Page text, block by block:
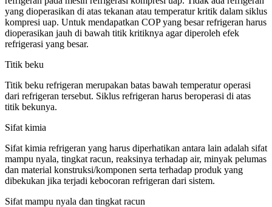
yang dioperasikan di atas tekanan atau temperatur kritik dalam siklus
kompresi uap. Untuk mendapatkan COP yang besar refrigeran harus
dioperasikan jauh di bawah titik kritiknya agar diperoleh efek
refrigerasi yang besar.
Titik beku
Titik beku refrigeran merupakan batas bawah temperatur operasi
dari refrigeran tersebut. Siklus refrigeran harus beroperasi di atas
titik bekunya.
Sifat kimia
Sifat kimia refrigeran yang harus diperhatikan antara lain adalah sifat
mampu nyala, tingkat racun, reaksinya terhadap air, minyak pelumas
dan material konstruksi/komponen serta terhadap produk yang
dibekukan jika terjadi kebocoran refrigeran dari sistem.
Sifat mampu nyala dan tingkat racun